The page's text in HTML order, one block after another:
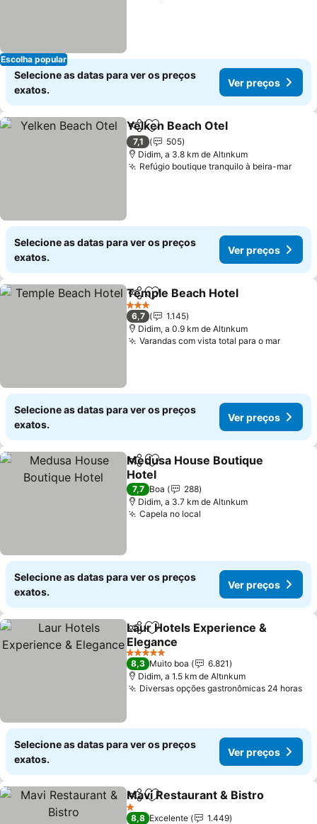
Escolha popular
Selecione as datas para ver os preços
exatos.
Ver preços
PartilharAdicionar aos favoritos
Yelken Beach Otel
7,1
505
Didim, a 3.8 km de Altınkum
Refúgio boutique tranquilo à beira-mar
Selecione as datas para ver os preços
exatos.
Ver preços
PartilharAdicionar aos favoritos
Temple Beach Hotel
3 Estrelas
6,7
1.145
Didim, a 0.9 km de Altınkum
Varandas com vista total para o mar
Selecione as datas para ver os preços
exatos.
Ver preços
PartilharAdicionar aos favoritos
Medusa House Boutique
Hotel
7,7 Boa
288
Didim, a 3.7 km de Altınkum
Capela no local
Selecione as datas para ver os preços
exatos.
Ver preços
PartilharAdicionar aos favoritos
Laur Hotels Experience &
Elegance
5 Estrelas
8,3 Muito boa
6.821
Didim, a 1.5 km de Altınkum
Diversas opções gastronômicas 24 horas
Selecione as datas para ver os preços
exatos.
Ver preços
PartilharAdicionar aos favoritos
Mavi Restaurant & Bistro
1 Estrelas
8,8 Excelente
1.449